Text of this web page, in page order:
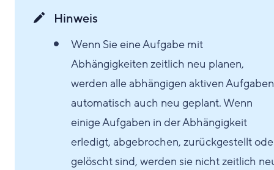
Hinweis
Wenn Sie eine Aufgabe mit
Abhängigkeiten zeitlich neu planen,
werden alle abhängigen aktiven Aufgaben
automatisch auch neu geplant. Wenn
einige Aufgaben in der Abhängigkeit
erledigt, abgebrochen, zurückgestellt
gelöscht sind, werden sie nicht zeitlich